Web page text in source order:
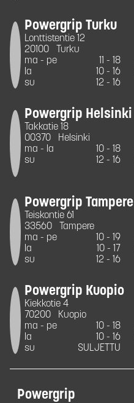
Powergrip Turku
Lonttistentie 12
20100
Turku
ma - pe
11 - 18
la
10 - 16
su
12 - 16
Powergrip Helsinki
Takkatie 18
00370
Helsinki
ma - la
10 - 18
su
12 - 16
Powergrip Tampere
Teiskontie 61
33560
Tampere
ma - pe
10 - 19
la
10 - 17
su
12 - 16
Powergrip Kuopio
Kiekkotie 4
70200
Kuopio
ma - pe
10 - 18
la
10 - 16
su
SULJETTU
Powergrip